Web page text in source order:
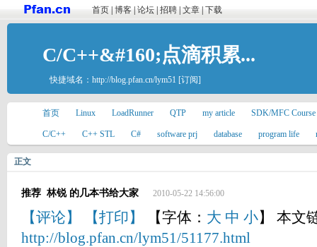
首页 博客 论坛 招聘 文章 下载
C/C++&#160;点滴积累...
快捷域名： http://blog.pfan.cn/lym51 [订阅]
首页 Linux LoadRunner QTP my article SDK/MFC Course
C/C++ C++ STL C# software prj database program life
正文
推荐 林锐 的几本书给大家 2010-05-22 14:56:00
【评论】 【打印】 【字体： 大 中 小】 本文
http://blog.pfan.cn/lym51/51177.html